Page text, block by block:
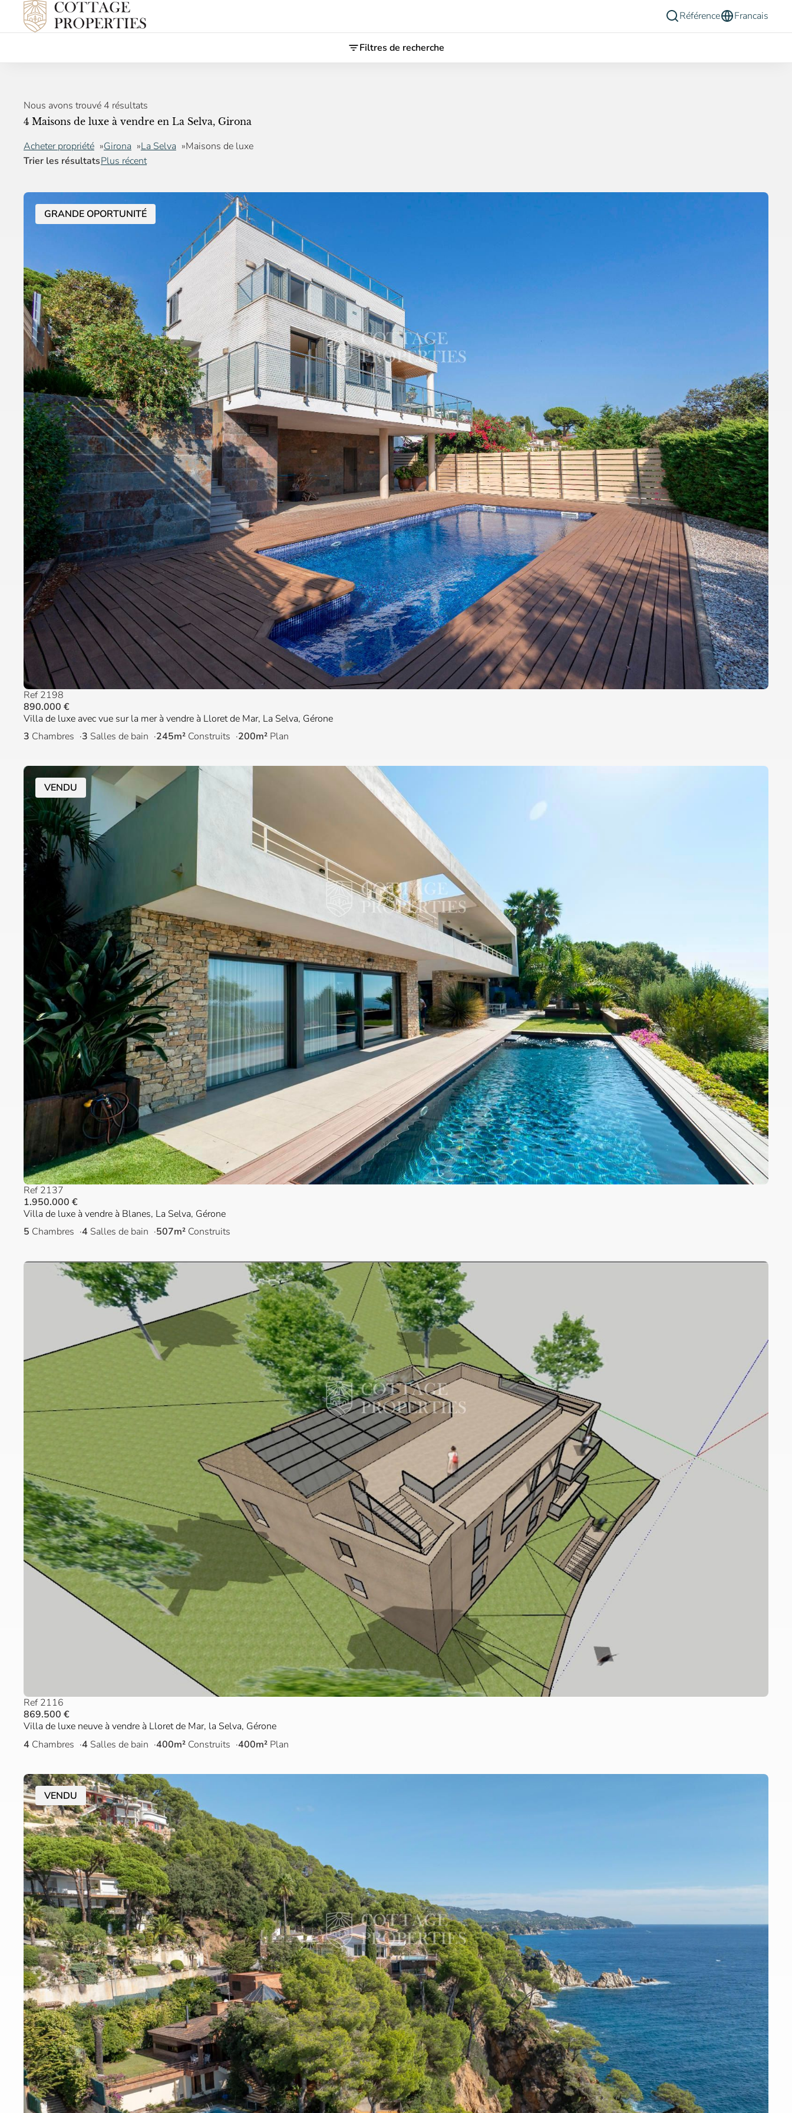
Référence Francais
Filtres de recherche
Nous avons trouvé 4 résultats
4 Maisons de luxe à vendre en La Selva, Girona
Acheter propriété Girona La Selva
Maisons de luxe
Trier les résultatsPlus récent
GRANDE OPORTUNITÉ
Ref 2198
890.000 €
Villa de luxe avec vue sur la mer à vendre à Lloret de Mar, La Selva, Gérone
3 Chambres 3 Salles de bain 245m² Construits 200m² Plan
VENDU
Ref 2137
1.950.000 €
Villa de luxe à vendre à Blanes, La Selva, Gérone
5 Chambres 4 Salles de bain 507m² Construits
Ref 2116
869.500 €
Villa de luxe neuve à vendre à Lloret de Mar, la Selva, Gérone
4 Chambres 4 Salles de bain 400m² Construits 400m² Plan
VENDU